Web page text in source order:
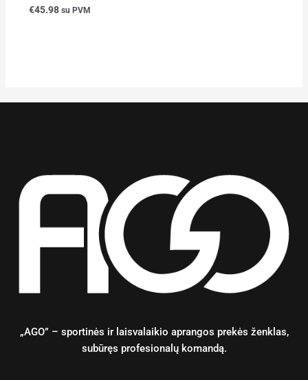
Įvertinimas:
€45.98 su PVM
„AGO” – sportinės ir laisvalaikio aprangos prekės ženklas,
subūręs profesionalų komandą.